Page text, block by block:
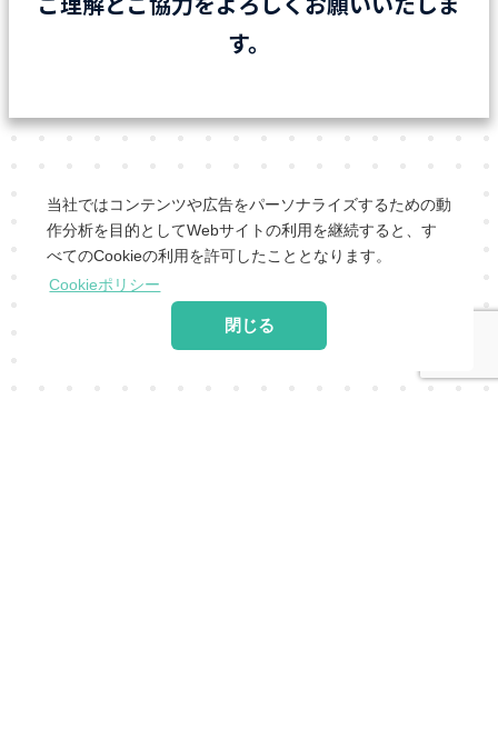
当社ではコンテンツや広告をパーソナライズするための動
作分析を目的としてWebサイトの利用を継続すると、す
べてのCookieの利用を許可したこととなります。
Cookieポリシー
閉じる
す。